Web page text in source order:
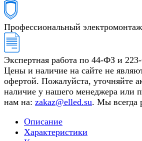
Профессиональный электромонтаж
Экспертная работа по 44-ФЗ и
Цены и наличие на сайте не
офертой. Пожалуйста, уточняйте
наличие у нашего менеджера или
нам на: zakaz@elled.su. Мы всегда
Описание
Характеристики